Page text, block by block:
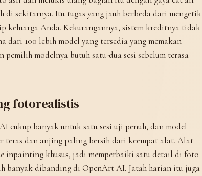
di sekitarnya. Itu tugas yang jauh berbeda dari mengetik
keluarga Anda. Kekurangannya, sistem kreditnya tidak
dari 100 lebih model yang tersedia yang memakan
modelnya butuh satu-dua sesi sebelum terasa
fotorealistis
cukup banyak untuk satu sesi uji penuh, dan model
teras dan anjing paling bersih dari keempat alat. Alat
inpainting khusus, jadi memperbaiki satu detail di foto
banyak dibanding di OpenArt AI. Jatah harian itu juga